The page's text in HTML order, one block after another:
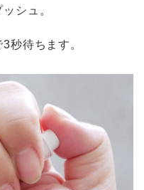
シュ。
秒待ちます。